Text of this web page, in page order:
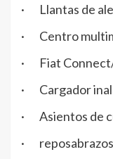
· Llantas de
· Centro
· Fiat
· Cargador
· Asientos de
·